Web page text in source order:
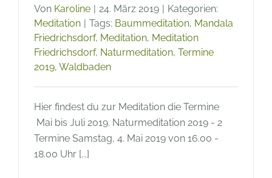
Von Karoline | 24. März 2019 | Kategorien:
Meditation | Tags: Baummeditation, Mandala
Friedrichsdorf, Meditation, Meditation
Friedrichsdorf, Naturmeditation, Termine
2019, Waldbaden
Hier findest du zur Meditation die Termine
Mai bis Juli 2019. Naturmeditation 2019 - 2
Termine Samstag, 4. Mai 2019 von 16.00 -
18.00 Uhr [...]